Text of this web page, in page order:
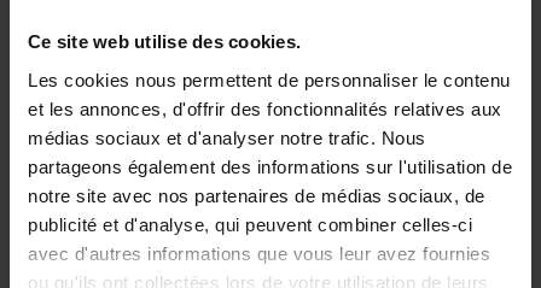
Ce site web utilise des cookies.
Les cookies nous permettent de personnaliser le contenu
et les annonces, d'offrir des fonctionnalités relatives aux
médias sociaux et d'analyser notre trafic. Nous
partageons également des informations sur l'utilisation de
notre site avec nos partenaires de médias sociaux, de
publicité et d'analyse, qui peuvent combiner celles-ci
avec d'autres informations que vous leur avez fournies
ou qu'ils ont collectées lors de votre utilisation de leurs
Liens
Site web Ebola: informations pour les
citoyens et les professionnels de santé en
Belgique